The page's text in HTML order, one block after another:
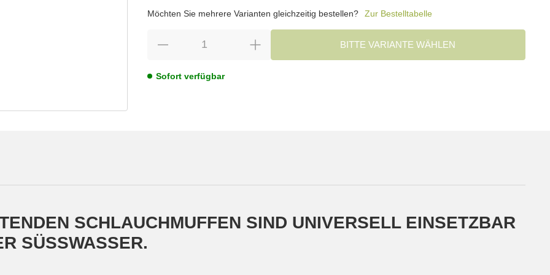
Möchten Sie mehrere Varianten gleichzeitig bestellen?
Zur Bestelltabelle
BITTE VARIANTE WÄHLEN
Sofort verfügbar
SCHLAUCHMUFFEN SIND UNIVERSELL EINSETZBAR
SÜSSWASSER.